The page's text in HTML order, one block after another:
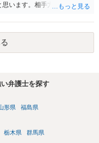
います。相手方の居場所が
弁護士を探す
形県 福島県
栃木県 群馬県